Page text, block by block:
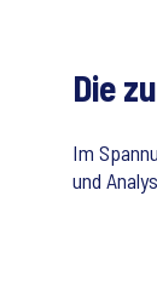
Die
Im
und